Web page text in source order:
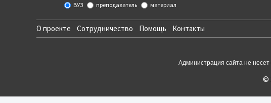
ВУЗ преподаватель материал
О проекте Сотрудничество Помощь Контакты
Администрация сайта не
©